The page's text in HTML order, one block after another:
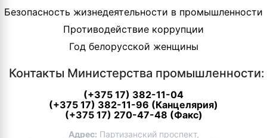
Безопасность жизнедеятельности в промышленности
Противодействие коррупции
Год белорусской женщины
Контакты Министерства промышленности:
(+375 17) 382-11-04
(+375 17) 382-11-96 (Канцелярия)
(+375 17) 270-47-48 (Факс)
Адрес: Партизанский проспект,